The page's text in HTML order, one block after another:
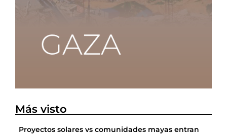
Más visto
Proyectos solares vs comunidades mayas entran